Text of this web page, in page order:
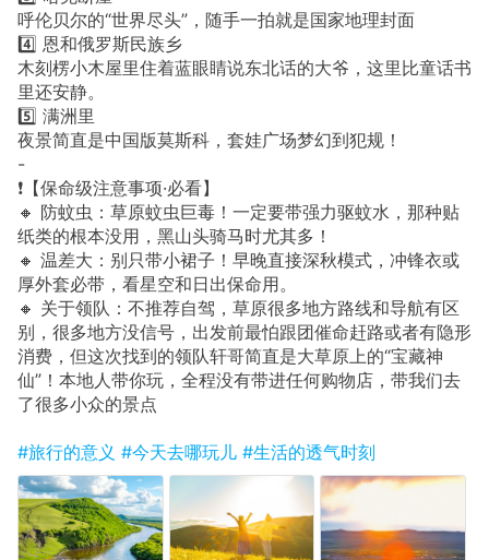
呼伦贝尔的“世界尽头”，随手一拍就是国家地理封面
4️⃣ 恩和俄罗斯民族乡
木刻楞小木屋里住着蓝眼睛说东北话的大爷，这里比童话书
里还安静。
5️⃣ 满洲里
夜景简直是中国版莫斯科，套娃广场梦幻到犯规！
-
❗️【保命级注意事项·必看】
🔸 防蚊虫：草原蚊虫巨毒！一定要带强力驱蚊水，那种贴
纸类的根本没用，黑山头骑马时尤其多！
🔸 温差大：别只带小裙子！早晚直接深秋模式，冲锋衣或
厚外套必带，看星空和日出保命用。
🔸 关于领队：不推荐自驾，草原很多地方路线和导航有区
别，很多地方没信号，出发前最怕跟团催命赶路或者有隐形
消费，但这次找到的领队轩哥简直是大草原上的“宝藏神
仙”！本地人带你玩，全程没有带进任何购物店，带我们去
了很多小众的景点
#旅行的意义 #今天去哪玩儿 #生活的透气时刻